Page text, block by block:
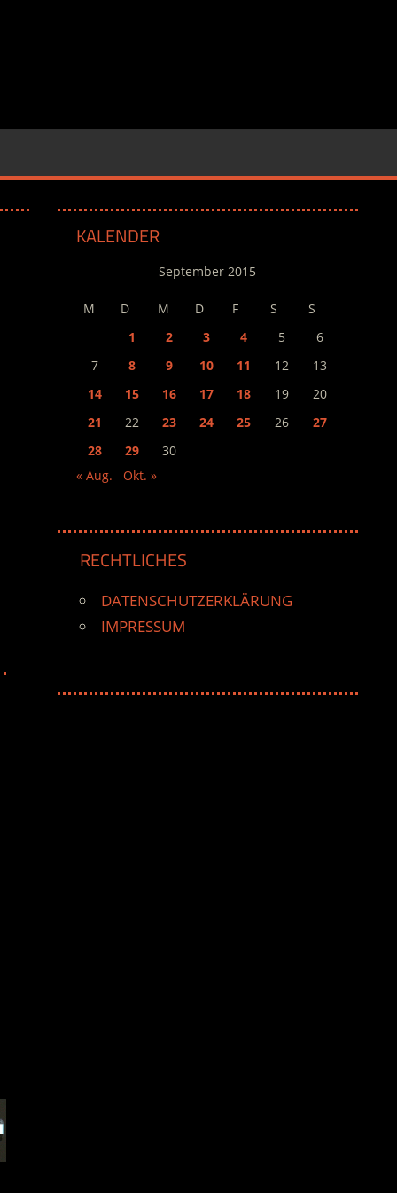
KALENDER
September 2015
M D M D F S
S
1
2 3 4 5
6
7
8 9 10 11 12
13
14
15 16 17 18 19
20
21
22 23 24 25 26
27
28
29
30
« Aug.
Okt. »
RECHTLICHES
DATENSCHUTZERKLÄRUNG
IMPRESSUM